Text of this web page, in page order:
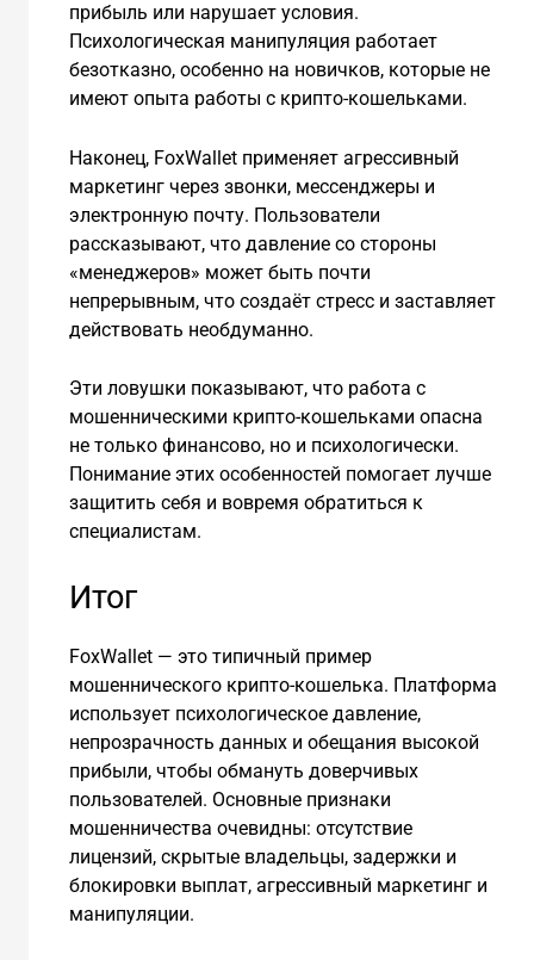
прибыль или нарушает условия.
Психологическая манипуляция работает
безотказно, особенно на новичков, которые не
имеют опыта работы с крипто-кошельками.
Наконец, FoxWallet применяет агрессивный
маркетинг через звонки, мессенджеры и
электронную почту. Пользователи
рассказывают, что давление со стороны
«менеджеров» может быть почти
непрерывным, что создаёт стресс и заставляет
действовать необдуманно.
Эти ловушки показывают, что работа с
мошенническими крипто-кошельками опасна
не только финансово, но и психологически.
Понимание этих особенностей помогает лучше
защитить себя и вовремя обратиться к
специалистам.
Итог
FoxWallet — это типичный пример
мошеннического крипто-кошелька. Платформа
использует психологическое давление,
непрозрачность данных и обещания высокой
прибыли, чтобы обмануть доверчивых
пользователей. Основные признаки
мошенничества очевидны: отсутствие
лицензий, скрытые владельцы, задержки и
блокировки выплат, агрессивный маркетинг и
манипуляции.